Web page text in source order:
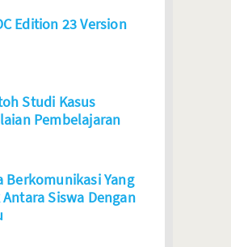
Edition 23 Version
Studi Kasus
Pembelajaran
Berkomunikasi Yang
Antara Siswa Dengan